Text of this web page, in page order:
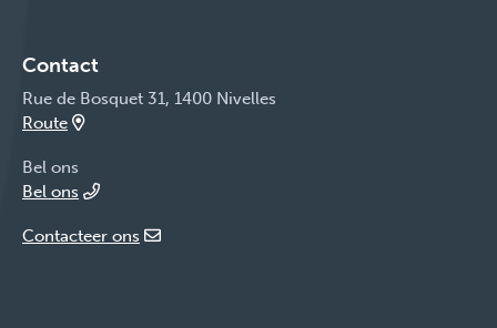
Contact
Rue de Bosquet 31, 1400 Nivelles
Route
Bel ons
Bel ons
Contacteer ons